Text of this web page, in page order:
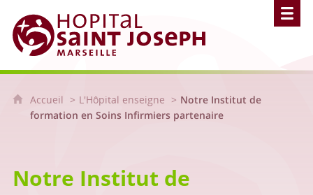
Hôpital Saint Joseph - Marseille
Accueil L'Hôpital enseigne
Notre Institut de
formation en Soins Infirmiers partenaire
Notre Institut de